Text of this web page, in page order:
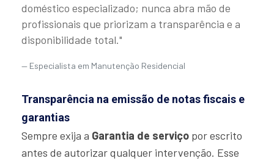
doméstico especializado; nunca abra mão de
profissionais que priorizam a transparência e a
disponibilidade total."
Especialista em Manutenção Residencial
Transparência na emissão de notas fiscais e
garantias
Sempre exija a Garantia de serviço por escrito
antes de autorizar qualquer intervenção. Esse